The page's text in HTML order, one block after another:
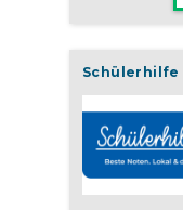
Schülerhilfe